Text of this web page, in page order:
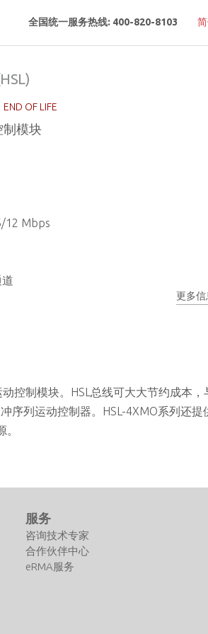
全国统一服务热线: 400-820-8103
END OF LIFE
制模块
12 Mbps
更多信
控制模块。HSL总线可大大节约成本，
序列运动控制器。HSL-4XMO系列还提
服务
咨询技术专家
合作伙伴中心
eRMA服务